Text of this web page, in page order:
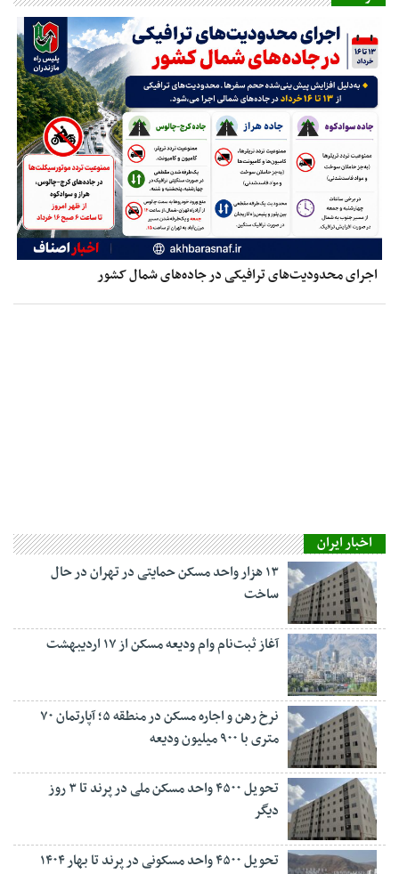
اجرای محدودیت‌های ترافیکی در جاده‌های شمال کشور
اخبار ایران
۱۳ هزار واحد مسکن حمایتی در تهران در حال
ساخت
آغاز ثبت‌نام وام ودیعه مسکن از ۱۷ اردیبهشت
نرخ‌ رهن و اجاره مسکن در منطقه ۵؛ آپارتمان ۷۰
متری با ۹۰۰ میلیون ودیعه
تحویل ۴۵۰۰ واحد مسکن ملی در پرند تا ۳ روز
دیگر
تحویل ۴۵۰۰ واحد مسکونی در پرند تا بهار ۱۴۰۴